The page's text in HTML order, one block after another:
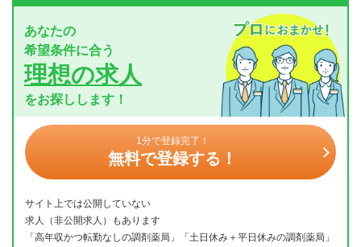
あなたの
希望条件に合う
理想の求人
をお探しします！
1分で登録完了！
無料で登録する！
サイト上では公開していない
求人（非公開求人）もあります
「高年収かつ転勤なしの調剤薬局」「土日休み＋平日休みの調剤薬局」